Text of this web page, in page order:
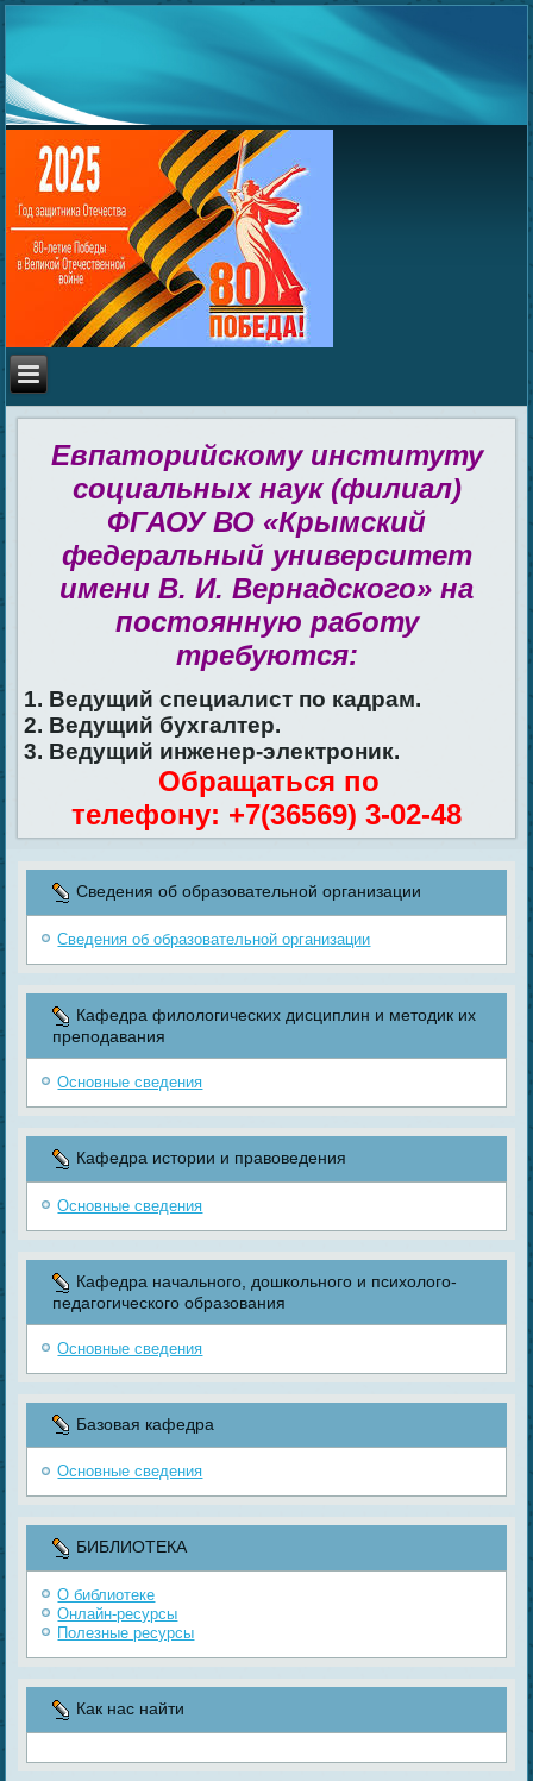
Евпаторийскому институту
социальных наук (филиал)
ФГАОУ ВО «Крымский
федеральный университет
имени В. И. Вернадского» на
постоянную работу
требуются:
1. Ведущий специалист по кадрам.
2. Ведущий бухгалтер.
3. Ведущий инженер-электроник.
Обращаться по
телефону: +7(36569) 3-02-48
Сведения об образовательной организации
Сведения об образовательной организации
Кафедра филологических дисциплин и методик их
преподавания
Основные сведения
Кафедра истории и правоведения
Основные сведения
Кафедра начального, дошкольного и психолого-
педагогического образования
Основные сведения
Базовая кафедра
Основные сведения
БИБЛИОТЕКА
О библиотеке
Онлайн-ресурсы
Полезные ресурсы
Как нас найти